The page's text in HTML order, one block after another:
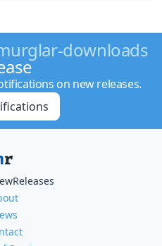
downloads
on new releases.